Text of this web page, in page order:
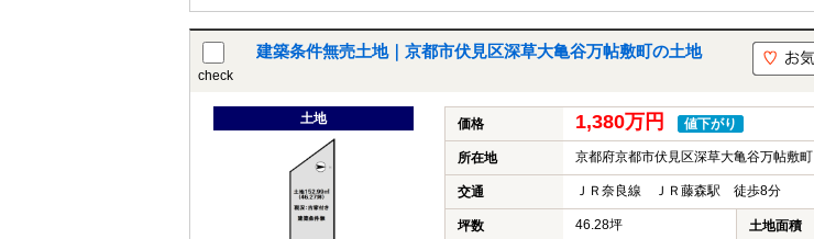
check
建築条件無売土地｜京都市伏見区深草大亀谷万帖敷町の土地
土地 価格 1,380万円 値下がり
所在地 京都府京都市伏見区深草大亀谷万帖敷町
交通 ＪＲ奈良線 ＪＲ藤森駅 徒歩8分
坪数 46.28坪 土地面積